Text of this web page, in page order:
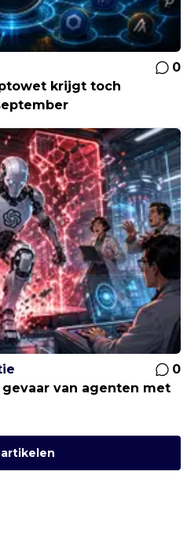
0
krijgt toch
0
gevaar van agenten met